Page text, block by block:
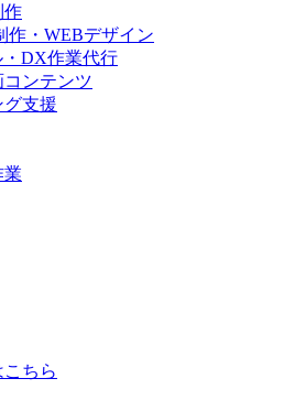
作
作・WEBデザイン
DX作業代行
ンテンツ
グ支援
業
ちら